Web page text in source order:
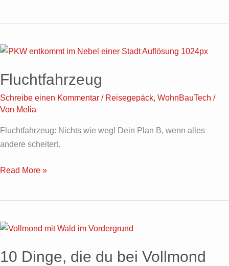
Fluchtfahrzeug
Schreibe einen Kommentar / Reisegepäck, WohnBauTech /
Von Melia
Fluchtfahrzeug: Nichts wie weg! Dein Plan B, wenn alles
andere scheitert.
Fluchtfahrzeug
Read More »
10 Dinge, die du bei Vollmond
10
die